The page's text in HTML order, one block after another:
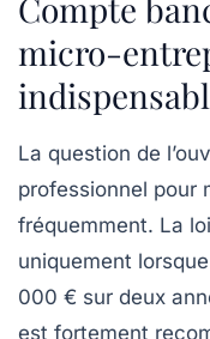
Compte
micro-
La question de
professionnel pour
fréquemment. La
uniquement
000 € sur deux
est fortement